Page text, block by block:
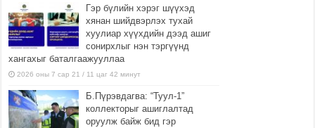
Гэр бүлийн хэрэг шүүхэд
хянан шийдвэрлэх тухай
хуулиар хүүхдийн дээд ашиг
сонирхлыг нэн тэргүүнд
хангахыг баталгаажууллаа
2026 оны 7 сар 21 / 11 цаг 42 минут
Б.Пүрэвдагва: “Туул-1”
коллекторыг ашиглалтад
оруулж байж бид гэр